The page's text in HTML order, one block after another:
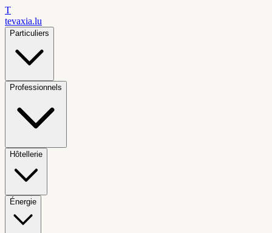
T
tevaxia.lu
Particuliers
Professionnels
Hôtellerie
Énergie